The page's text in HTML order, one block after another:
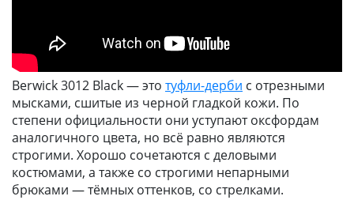
Berwick 3012 Black — это туфли-дерби с отрезными
мысками, сшитые из черной гладкой кожи. По
степени официальности они уступают оксфордам
аналогичного цвета, но всё равно являются
строгими. Хорошо сочетаются с деловыми
костюмами, а также со строгими непарными
брюками — тёмных оттенков, со стрелками.